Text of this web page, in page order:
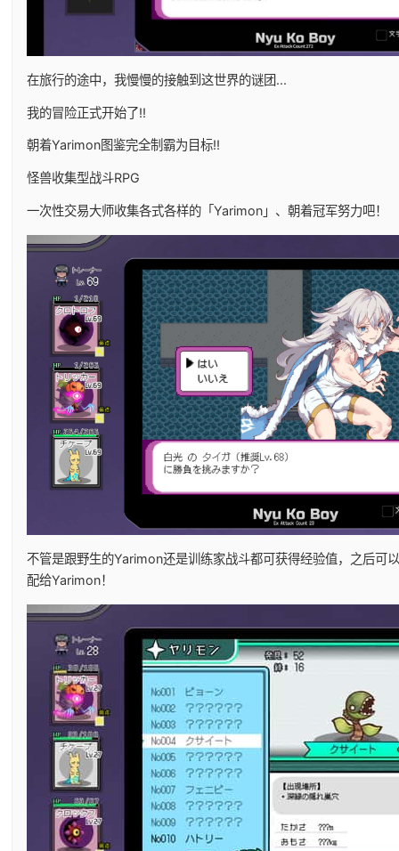
在旅行的途中，我慢慢的接触到这世界的谜团...
我的冒险正式开始了!!
朝着Yarimon图鉴完全制霸为目标!!
怪兽收集型战斗RPG
一次性交易大师收集各式各样的「Yarimon」、朝着冠军努力吧！
不管是跟野生的Yarimon还是训练家战斗都可获得经验值，之后可
配给Yarimon！